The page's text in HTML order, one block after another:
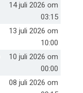
14 juli 2026 om
03:15
13 juli 2026 om
10:00
10 juli 2026 om
00:00
08 juli 2026 om